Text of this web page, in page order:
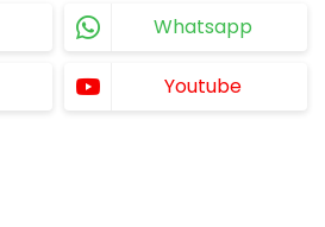
Whatsapp
Youtube